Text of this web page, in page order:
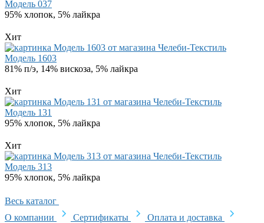
Модель 037
95% хлопок, 5% лайкра
Хит
Модель 1603
81% п/э, 14% вискоза, 5% лайкра
Хит
Модель 131
95% хлопок, 5% лайкра
Хит
Модель 313
95% хлопок, 5% лайкра
Весь каталог
О компании
Сертификаты
Оплата и доставка